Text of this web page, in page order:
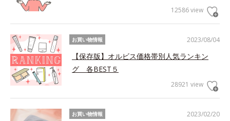
12586 view
2023/08/04
お買い物情報
【保存版】オルビス価格帯別人気ランキン
グ 各BEST５
28921 view
2023/02/20
お買い物情報